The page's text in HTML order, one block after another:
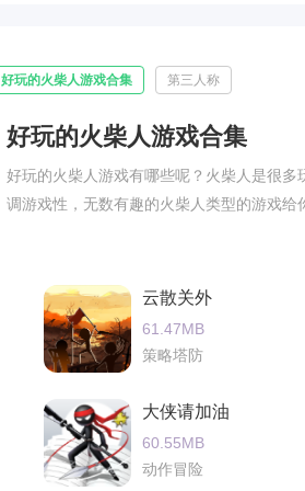
好玩的火柴人游戏合集 ​第三人称
好玩的火柴人游戏合集
好玩的火柴人游戏有哪些呢？火柴人是很
调游戏性，无数有趣的火柴人类型的游戏
云散关外
61.47MB
策略塔防
大侠请加油
60.55MB
动作冒险